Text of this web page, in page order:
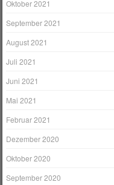
Oktober 2021
September 2021
August 2021
Juli 2021
Juni 2021
Mai 2021
Februar 2021
Dezember 2020
Oktober 2020
September 2020